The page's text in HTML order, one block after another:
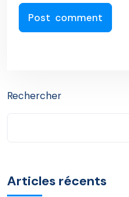
Rechercher
Articles récents